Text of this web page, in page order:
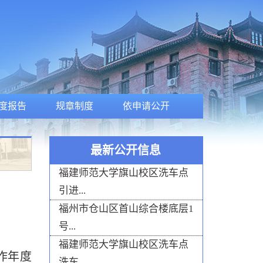
报告 规章制度 依申请公开
年度
最新公开信息
福建师范大学旗山校区洗车点
引进...
福州市仓山区首山综合楼底层1
号...
福建师范大学旗山校区洗车点